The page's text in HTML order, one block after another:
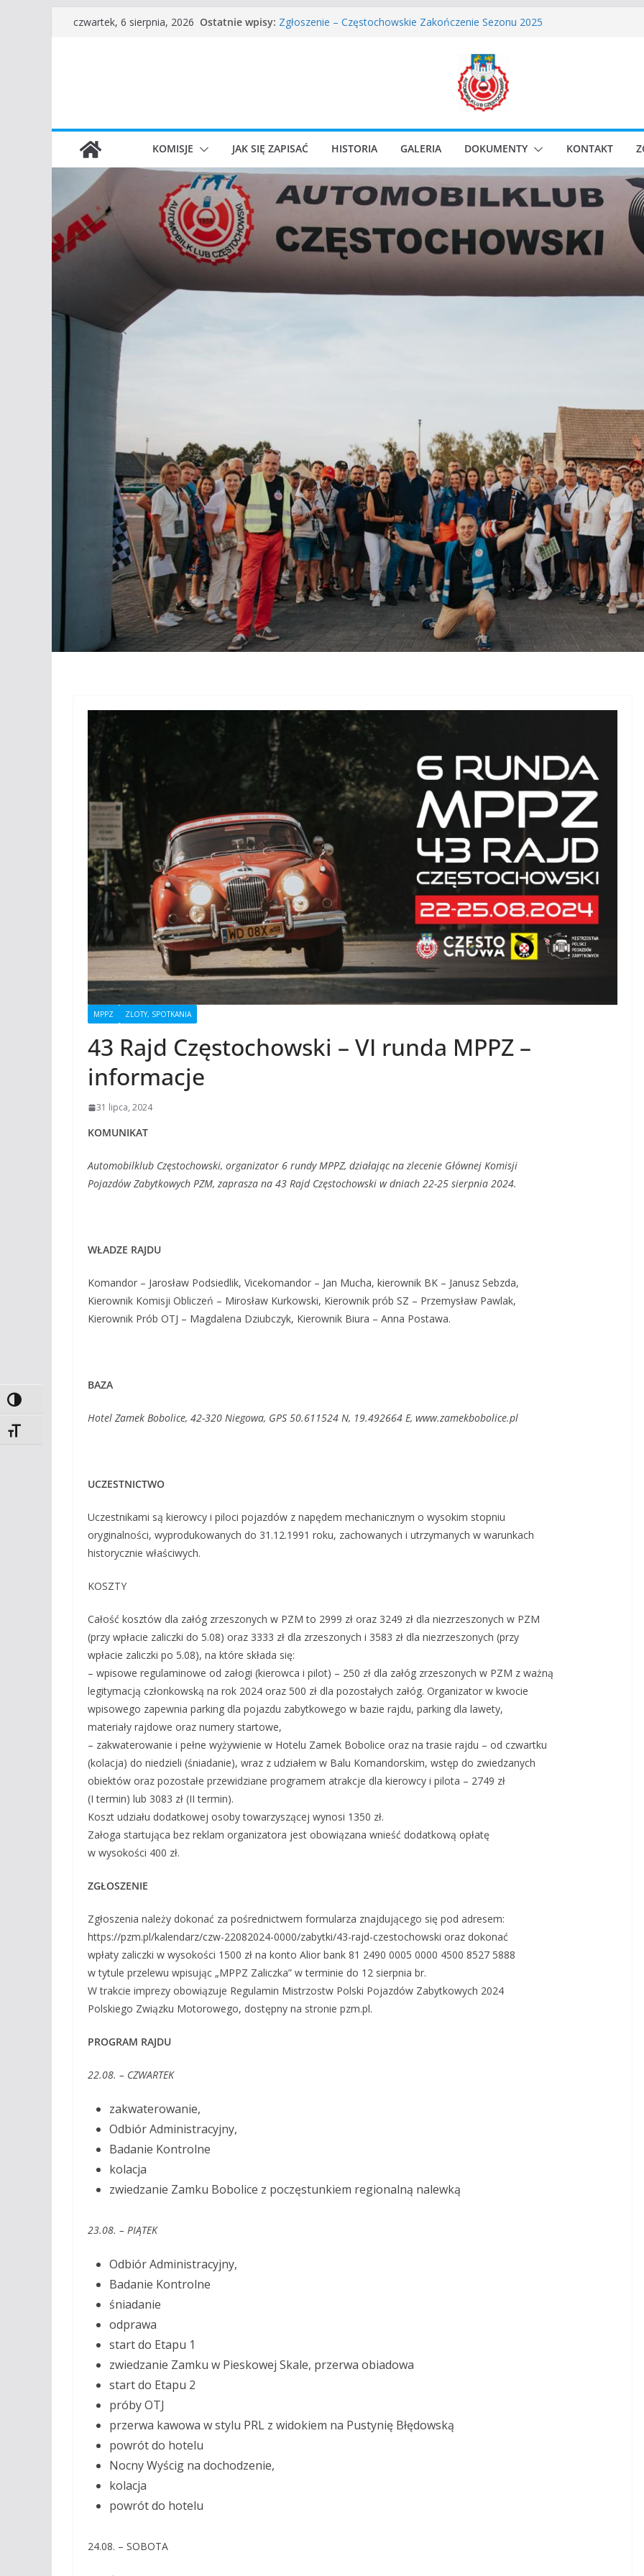
Toggle High Contrast
Toggle Font size
Przejdźczwartek, 6 sierpnia, 2026 Ostatnie wpisy: Częstochowskie Rozpoczęcie Sezonu 2026
I Gliwicki Classic Sprint o Puchar Prezydenta Miasta Gliwice
KOMISJE JAK SIĘ ZAPISAĆ HISTORIA GALERIA DOKUMENTY KONTAKT
MPPZ ZLOTY, SPOTKANIA
43 Rajd Częstochowski – VI runda MPPZ –
informacje
31 lipca, 2024
KOMUNIKAT
Automobilklub Częstochowski, organizator 6 rundy MPPZ, działając na zlecenie Głównej Komisji
Pojazdów Zabytkowych PZM, zaprasza na 43 Rajd Częstochowski w dniach 22-25 sierpnia 2024.
WŁADZE RAJDU
Komandor – Jarosław Podsiedlik, Vicekomandor – Jan Mucha, kierownik BK – Janusz Sebzda,
Kierownik Komisji Obliczeń – Mirosław Kurkowski, Kierownik prób SZ – Przemysław Pawlak,
Kierownik Prób OTJ – Magdalena Dziubczyk, Kierownik Biura – Anna Postawa.
BAZA
Hotel Zamek Bobolice, 42-320 Niegowa, GPS 50.611524 N, 19.492664 E, www.zamekbobolice.pl
UCZESTNICTWO
Uczestnikami są kierowcy i piloci pojazdów z napędem mechanicznym o wysokim stopniu
oryginalności, wyprodukowanych do 31.12.1991 roku, zachowanych i utrzymanych w warunkach
historycznie właściwych.
KOSZTY
Całość kosztów dla załóg zrzeszonych w PZM to 2999 zł oraz 3249 zł dla niezrzeszonych w PZM
(przy wpłacie zaliczki do 5.08) oraz 3333 zł dla zrzeszonych i 3583 zł dla niezrzeszonych (przy
wpłacie zaliczki po 5.08), na które składa się:
– wpisowe regulaminowe od załogi (kierowca i pilot) – 250 zł dla załóg zrzeszonych w PZM z ważną
legitymacją członkowską na rok 2024 oraz 500 zł dla pozostałych załóg. Organizator w kwocie
wpisowego zapewnia parking dla pojazdu zabytkowego w bazie rajdu, parking dla lawety,
materiały rajdowe oraz numery startowe,
– zakwaterowanie i pełne wyżywienie w Hotelu Zamek Bobolice oraz na trasie rajdu – od czwartku
(kolacja) do niedzieli (śniadanie), wraz z udziałem w Balu Komandorskim, wstęp do zwiedzanych
obiektów oraz pozostałe przewidziane programem atrakcje dla kierowcy i pilota – 2749 zł
(I termin) lub 3083 zł (II termin).
Koszt udziału dodatkowej osoby towarzyszącej wynosi 1350 zł.
Załoga startująca bez reklam organizatora jest obowiązana wnieść dodatkową opłatę
w wysokości 400 zł.
ZGŁOSZENIE
Zgłoszenia należy dokonać za pośrednictwem formularza znajdującego się pod adresem:
https://pzm.pl/kalendarz/czw-22082024-0000/zabytki/43-rajd-czestochowski oraz dokonać
wpłaty zaliczki w wysokości 1500 zł na konto Alior bank 81 2490 0005 0000 4500 8527 5888
w tytule przelewu wpisując „MPPZ Zaliczka” w terminie do 12 sierpnia br.
W trakcie imprezy obowiązuje Regulamin Mistrzostw Polski Pojazdów Zabytkowych 2024
Polskiego Związku Motorowego, dostępny na stronie pzm.pl.
PROGRAM RAJDU
22.08. – CZWARTEK
zakwaterowanie,
Odbiór Administracyjny,
Badanie Kontrolne
kolacja
zwiedzanie Zamku Bobolice z poczęstunkiem regionalną nalewką
23.08. – PIĄTEK
Odbiór Administracyjny,
Badanie Kontrolne
śniadanie
odprawa
start do Etapu 1
zwiedzanie Zamku w Pieskowej Skale, przerwa obiadowa
start do Etapu 2
próby OTJ
przerwa kawowa w stylu PRL z widokiem na Pustynię Błędowską
powrót do hotelu
Nocny Wyścig na dochodzenie,
kolacja
powrót do hotelu
24.08. – SOBOTA